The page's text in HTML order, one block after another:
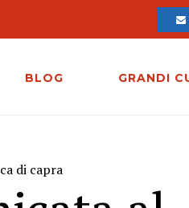
BLOG GRANDI
di capra